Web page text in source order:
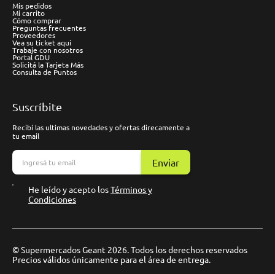
Mis pedidos
Mi carrito
Cómo comprar
Preguntas frecuentes
Proveedores
Vea su ticket aquí
Trabaje con nosotros
Portal GDU
Solicitá la Tarjeta Más
Consulta de Puntos
Suscríbite
Recibí las ultimas novedades y ofertas direcamente a
tu email
Enviar
He leído y acepto losTérminos y
Condiciones
© Supermercados Geant 2026. Todos los derechos reservados
Precios válidos únicamente para el área de entrega.